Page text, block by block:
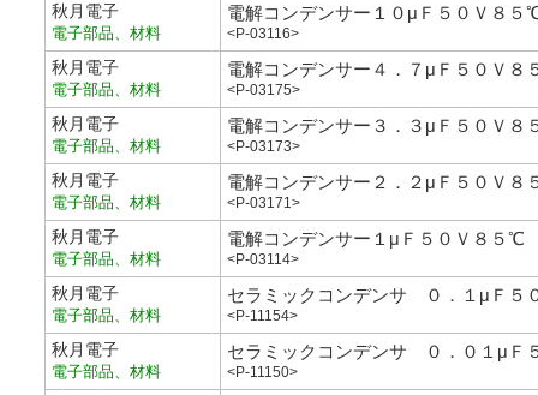
秋月電子
電子部品、材料
電解コンデンサー１０μＦ５０Ｖ８
<P-03116>
秋月電子
電子部品、材料
電解コンデンサー４．７μＦ５０Ｖ８
<P-03175>
秋月電子
電子部品、材料
電解コンデンサー３．３μＦ５０Ｖ
<P-03173>
秋月電子
電子部品、材料
電解コンデンサー２．２μＦ５０Ｖ８
<P-03171>
秋月電子
電子部品、材料
電解コンデンサー１μＦ５０Ｖ８５℃
<P-03114>
秋月電子
電子部品、材料
セラミックコンデンサ ０．１μＦ５
<P-11154>
秋月電子
電子部品、材料
セラミックコンデンサ ０．０１μＦ
<P-11150>